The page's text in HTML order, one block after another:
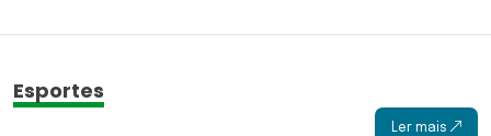
Esportes
Ler mais